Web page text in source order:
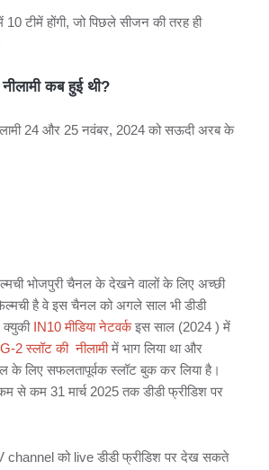
टीमें होंगी, जो पिछले सीजन की तरह ही
कब हुई थी?
24 और 25 नवंबर, 2024 को सऊदी अरब के
भोजपुरी चैनल के देखने वालों के लिए अच्छी
है वे इस चैनल को अगले साल भी डीडी
IN10 मीडिया नेटवर्कइस साल (2024 ) में
2 स्लॉट की नीलामीमें भाग लिया था और
के लिए सफलतापूर्वक स्लॉट बुक कर लिया है।
से कम 31 मार्च 2025 तक डीडी फ्रीडिश पर
को live डीडी फ्रीडिश पर देख सकते